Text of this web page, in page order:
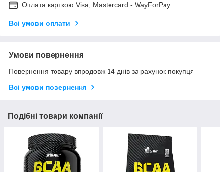
Оплата карткою Visa, Mastercard - WayForPay
Всі умови оплати
Умови повернення
Повернення товару впродовж 14 днів за рахунок покупця
Всі умови повернення
Подібні товари компанії